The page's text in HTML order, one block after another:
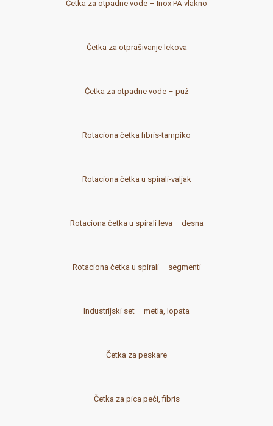
Četka za otpadne vode – Inox PA vlakno
Četka za otprašivanje lekova
Četka za otpadne vode – puž
Rotaciona četka fibris-tampiko
Rotaciona četka u spirali-valjak
Rotaciona četka u spirali leva – desna
Rotaciona četka u spirali – segmenti
Industrijski set – metla, lopata
Četka za peskare
Četka za pica peći, fibris